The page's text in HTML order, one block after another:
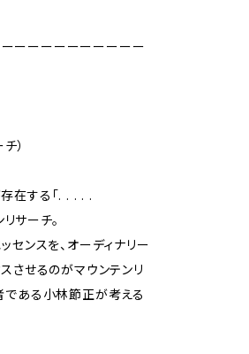
ーーーーーーーーーー
）
在する「. . . . .
サーチ。
センスを、オーディナリー
させるのがマウンテンリ
である小林節正が考える